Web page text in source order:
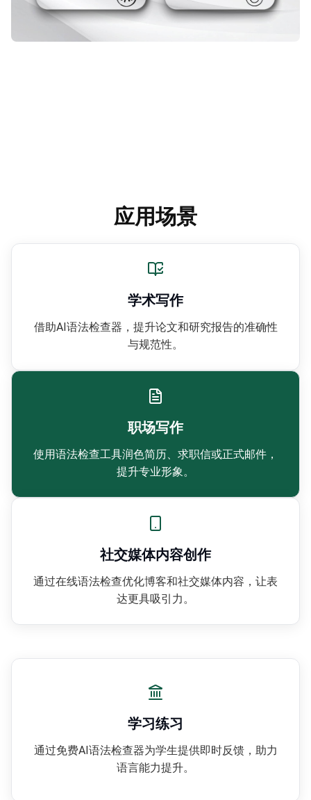
应用场景
学术写作
借助AI语法检查器，提升论文和研究报告的准确性
与规范性。
职场写作
使用语法检查工具润色简历、求职信或正式邮件，
提升专业形象。
社交媒体内容创作
通过在线语法检查优化博客和社交媒体内容，让表
达更具吸引力。
学习练习
通过免费AI语法检查器为学生提供即时反馈，助力
语言能力提升。